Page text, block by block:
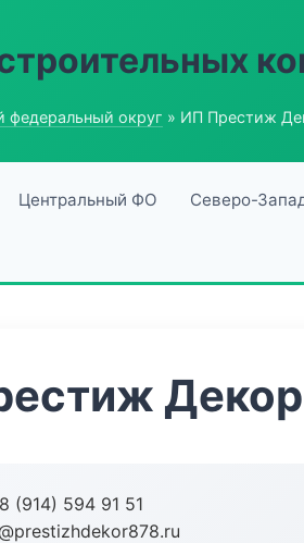
федеральный округ » ИП Престиж
Центральный ФО Северо-
Декор
8 (914) 594 91 51